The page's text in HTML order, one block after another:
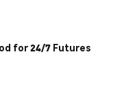
for 24/7 Futures